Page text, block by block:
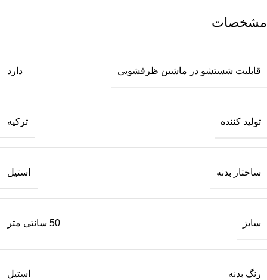
مشخصات
قابلیت شستشو در ماشین ظرفشویی دارد
تولید کننده ترکیه
ساختار بدنه استیل
سایز 50 سانتی متر
رنگ بدنه استیل